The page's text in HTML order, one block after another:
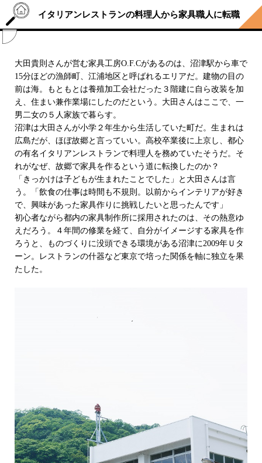
イタリアンレストランの料理人から家具職人に転職
大田貴則さんが営む家具工房O.F.Cがあるのは、沼津駅から車で
15分ほどの漁師町、江浦地区と呼ばれるエリアだ。建物の目の
前は海。もともとは養殖加工会社だった３階建に自ら改装を加
え、住まい兼作業場にしたのだという。大田さんはここで、一
男二女の５人家族で暮らす。
沼津は大田さんが小学２年生から生活していた町だ。生まれは
広島だが、ほぼ故郷と言っていい。高校卒業後に上京し、都心
の有名イタリアンレストランで料理人を務めていたそうだ。そ
れがなぜ、故郷で家具を作るという道に転換したのか？
「きっかけは子どもが生まれたことでした」と大田さんは言
う。「飲食の仕事は時間も不規則。以前からインテリアが好き
で、興味があった家具作りに挑戦したいと思ったんです」
初心者ながら都内の家具制作所に採用されたのは、その熱意ゆ
えだろう。４年間の修業を経て、自分がイメージする家具を作
ろうと、ものづくりに没頭できる環境がある沼津に2009年Ｕタ
ーン。レストランの什器など東京で培った関係を軸に独立を果
たした。